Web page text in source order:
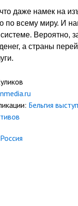
даже намек на
по всему миру. И
Вероятно,
а страны
Бельгия
Россия